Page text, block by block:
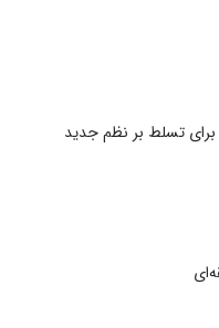
برای تسلط بر نظم جدید